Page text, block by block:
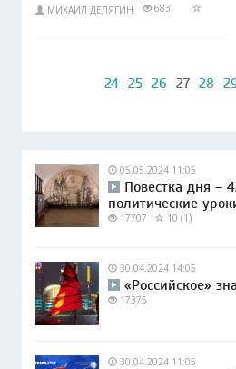
МИХАИЛ ДЕЛЯГИН 683
24 25 26 27 28
05.05.2024 11:05
Повестка дня –
политические
17707 10 (1)
30.04.2024 14:05
«Российское»
17375
30.04.2024 11:05